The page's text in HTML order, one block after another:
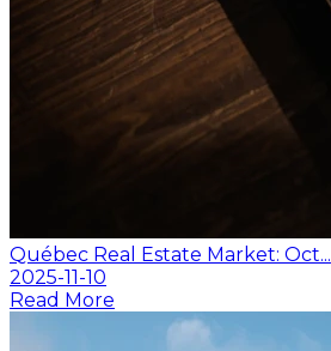
Québec Real Estate Market: Oct...
2025-11-10
Read More